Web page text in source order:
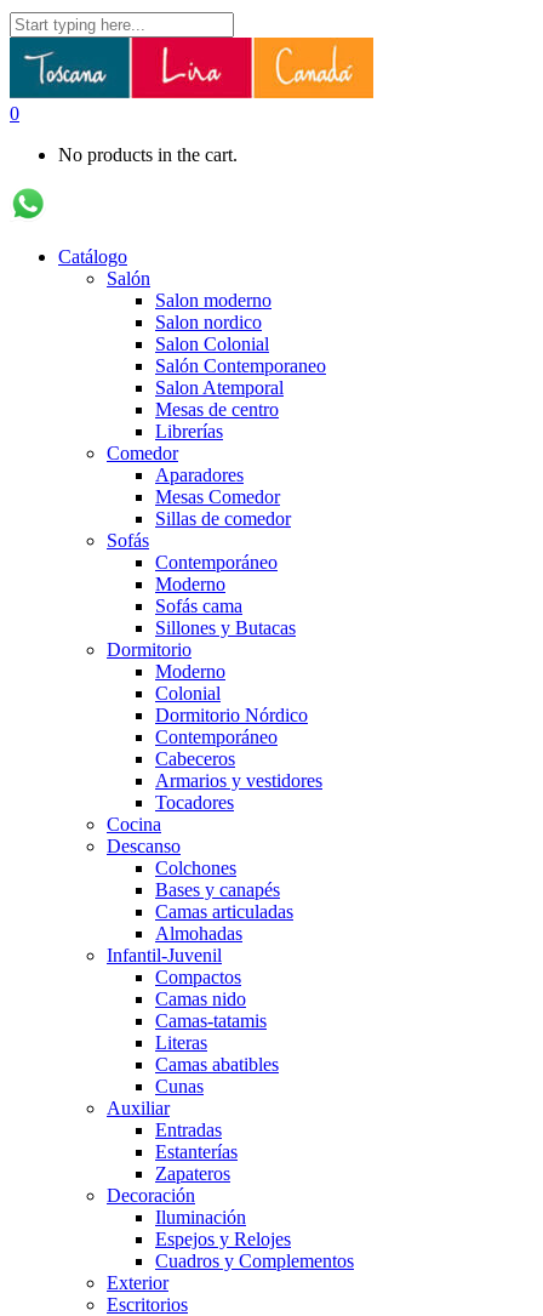
0
No products in the cart.
Catálogo
Salón
Salon moderno
Salon nordico
Salon Colonial
Salón Contemporaneo
Salon Atemporal
Mesas de centro
Librerías
Comedor
Aparadores
Mesas Comedor
Sillas de comedor
Sofás
Contemporáneo
Moderno
Sofás cama
Sillones y Butacas
Dormitorio
Moderno
Colonial
Dormitorio Nórdico
Contemporáneo
Cabeceros
Armarios y vestidores
Tocadores
Cocina
Descanso
Colchones
Bases y canapés
Camas articuladas
Almohadas
Infantil-Juvenil
Compactos
Camas nido
Camas-tatamis
Literas
Camas abatibles
Cunas
Auxiliar
Entradas
Estanterías
Zapateros
Decoración
Iluminación
Espejos y Relojes
Cuadros y Complementos
Exterior
Escritorios